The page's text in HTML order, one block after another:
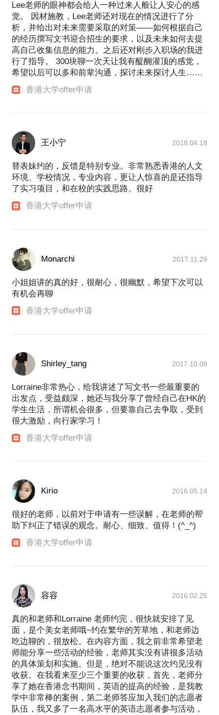
Lee老师的眼神都会给人一种过来人般让人安心的感
觉。 因材施教，Lee老师还对现在的情况进行了分
析，并给出对未来需要采取的对策——如何根据自己
的经历撰写文书迎合招生的要求，以及未来如何去提
高自己收集信息的能力。之后还对刚步入职场的我进
行了指导。 300块聊一次天让我有醍醐灌顶的感觉，
希望以后可以多和前辈沟通，探讨未来探讨人生……
香港大学offer申请
王小宁 2018.04.18
替表妹约的，反馈是特别专业。非常熟悉香港的人文
环境、学校情况，专业内容，更让人惊喜的是还指导
了实习项目，和在校的实践思路。很好
香港大学offer申请
Monarchi 2017.11.29
小姐姐讲的真的好，很耐心，很幽默，希望下次可以
有机会再聊
香港大学offer申请
Shirley_tang 2017.10.08
Lorraine非常热心，给我讲述了写文书一些最重要的
出发点，受益颇深，她还与我分享了曾经自己在HK的
学生生活，所谓机会很多，但要靠自己去争取，受到
很大激励，向行家学习！
香港大学offer申请
Kirio 2016.05.14
很好的老师，以前对于申请有一些误解，在老师的帮
助下纠正了错误的观念。耐心、细致、值得！(^_^)
香港大学offer申请
容容 2016.02.25
真的和老师和Lorraine 老师约完，很快就安排了见
面，是个美女老师哦~约在繁华的芳草地，和老师边
吃边聊的，很放松。在内容方面，我之前非常希望老
师能分享一些活动的经验，老师其实没有讲很多活动
的具体策划和实施。但是，绝对不能说这次约见没有
收获。在我看来至少三个重要的收获，首先，老师分
享了她在香港念书期间，英语的提高的经验，是我教
学中非常棒的案例，第二老师答应加入我们的志愿者
队伍，我又多了一名高水平的英语志愿者参与活动，